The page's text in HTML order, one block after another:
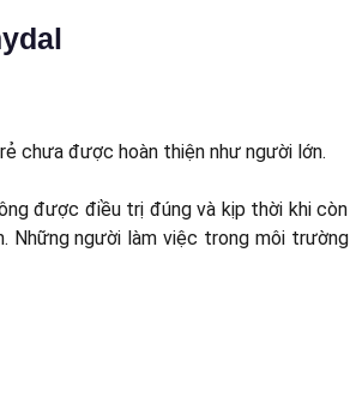
chưa được hoàn thiện như người lớn.
được điều trị đúng và kịp thời khi còn
Những người làm việc trong môi trường